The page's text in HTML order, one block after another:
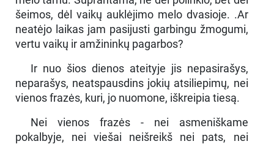
šeimos, dėl vaikų auklėjimo melo dvasioje. .Ar
neatėjo laikas jam pasijusti garbingu žmogumi,
vertu vaikų ir amžininkų pagarbos?
Ir nuo šios dienos ateityje jis nepasirašys,
neparašys, neatspausdins jokių atsiliepimų, nei
vienos frazės, kuri, jo nuomone, iškreipia tiesą.
Nei vienos frazės - nei asmeniškame
pokalbyje, nei viešai neišreikš nei pats, nei